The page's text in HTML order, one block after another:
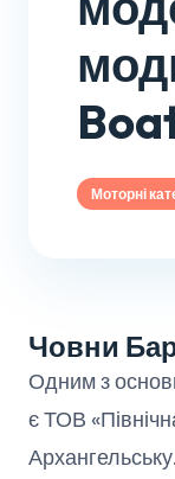
Моторні
Човни
Одним з
є ТОВ